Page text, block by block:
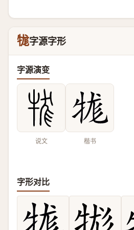
牻字源字形
字源演变
说文 楷书
字形对比